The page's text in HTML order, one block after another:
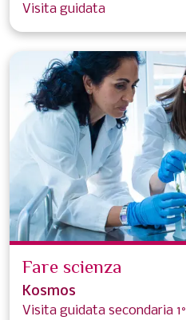
Visita guidata
Fare scienza
Kosmos
Visita guidata secondaria 1°